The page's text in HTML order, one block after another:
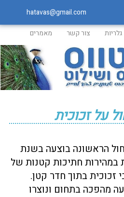
גלריות צור קשר מאמרים
על זכוכית
הראשונה בוצעה בשנת
במהירות חתיכות קטנות של
זכוכית בתוך חדר קטן.
מהפכה בתחום ונוצרו
hatavas@gmail.com